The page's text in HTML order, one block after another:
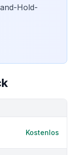
Hold-
Kostenlos